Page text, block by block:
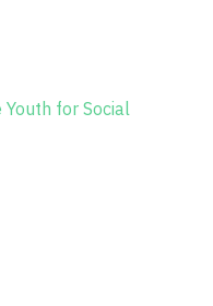
Youth for Social